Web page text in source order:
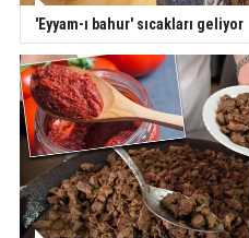
'Eyyam-ı bahur' sıcakları geliyor